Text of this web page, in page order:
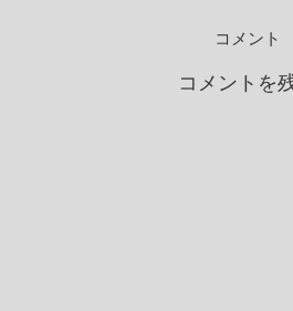
コメント
コメントを